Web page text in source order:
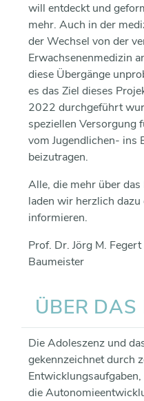
will entdeckt und
mehr. Auch in der
der Wechsel von der
Erwachsenenmedizin
diese Übergänge
es das Ziel dieses
2022 durchgeführt
speziellen Versorgung
vom Jugendlichen- ins
beizutragen.
Alle, die mehr über
laden wir herzlich
informieren.
Prof. Dr. Jörg M.
Baumeister
ÜBER DAS
Die Adoleszenz und
gekennzeichnet durch
die